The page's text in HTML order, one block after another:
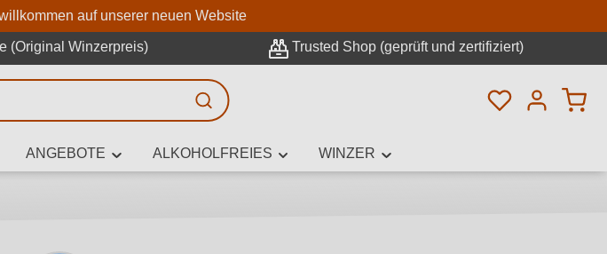
Zum Hauptinhalt springen
Zur Suche springen
Zur Hauptnavigation springen
auf unserer neuen Website
(Original Winzerpreis) Trusted Shop (geprüft und zertifiziert)
Du hast 0
ANGEBOTE ALKOHOLFREIES WINZER
Erweiterte Suche